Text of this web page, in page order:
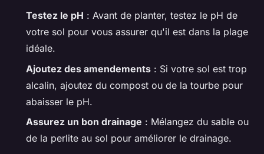
Testez le pH : Avant de planter, testez le pH de
votre sol pour vous assurer qu'il est dans la plage
idéale.
Ajoutez des amendements : Si votre sol est trop
alcalin, ajoutez du compost ou de la tourbe pour
abaisser le pH.
Assurez un bon drainage : Mélangez du sable ou
de la perlite au sol pour améliorer le drainage.